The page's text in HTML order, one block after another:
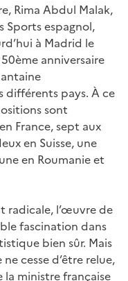
Rima Abdul Malak,
Sports espagnol,
à Madrid le
anniversaire
différents pays. À ce
sont
France, sept aux
en Suisse, une
en Roumanie et
radicale, l’œuvre de
fascination dans
bien sûr. Mais
cesse d’être relue,
la ministre française